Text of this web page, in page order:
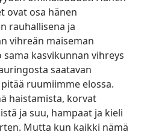
ovat osa hänen
rauhallisena ja
vihreän maiseman
kasvikunnan vihreys
saatavan
ruumiimme elossa.
haistamista, korvat
ja suu, hampaat ja kieli
Mutta kun kaikki nämä